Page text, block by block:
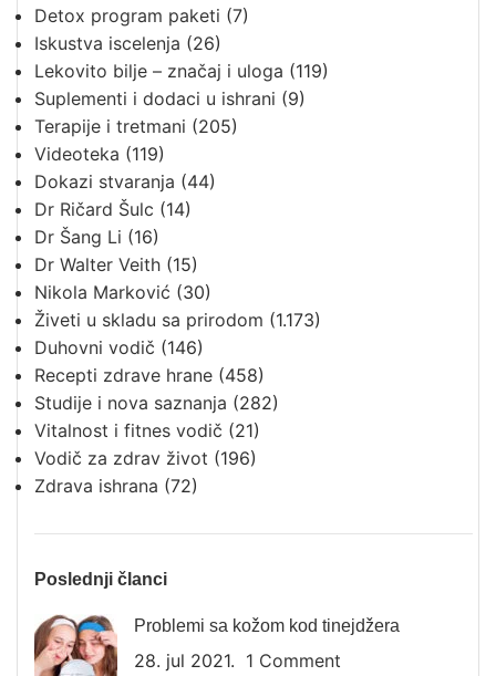
Detox program paketi (7)
Iskustva iscelenja (26)
Lekovito bilje – značaj i uloga (119)
Suplementi i dodaci u ishrani (9)
Terapije i tretmani (205)
Videoteka (119)
Dokazi stvaranja (44)
Dr Ričard Šulc (14)
Dr Šang Li (16)
Dr Walter Veith (15)
Nikola Marković (30)
Živeti u skladu sa prirodom (1.173)
Duhovni vodič (146)
Recepti zdrave hrane (458)
Studije i nova saznanja (282)
Vitalnost i fitnes vodič (21)
Vodič za zdrav život (196)
Zdrava ishrana (72)
Poslednji članci
Problemi sa kožom kod tinejdžera
28. jul 2021. 1 Comment